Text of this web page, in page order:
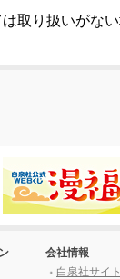
取り扱いがな
会社情報
白泉社サイ